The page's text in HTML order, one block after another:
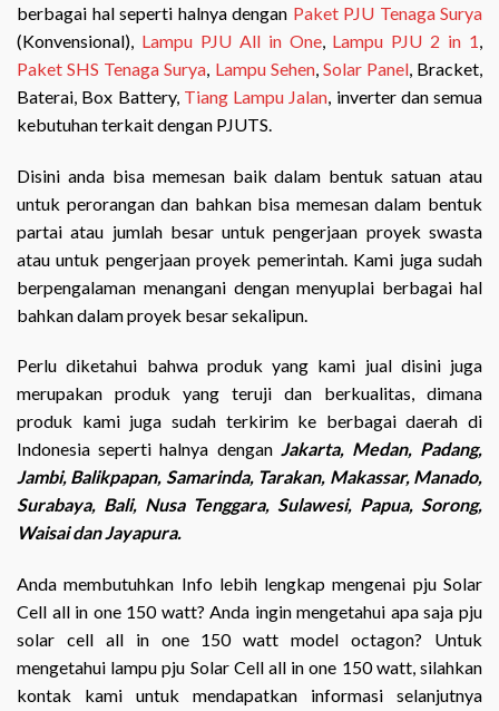
berbagai hal seperti halnya dengan Paket PJU Tenaga Surya
(Konvensional), Lampu PJU All in One, Lampu PJU 2 in 1,
Paket SHS Tenaga Surya, Lampu Sehen, Solar Panel, Bracket,
Baterai, Box Battery, Tiang Lampu Jalan, inverter dan semua
kebutuhan terkait dengan PJUTS.
Disini anda bisa memesan baik dalam bentuk satuan atau
untuk perorangan dan bahkan bisa memesan dalam bentuk
partai atau jumlah besar untuk pengerjaan proyek swasta
atau untuk pengerjaan proyek pemerintah. Kami juga sudah
berpengalaman menangani dengan menyuplai berbagai hal
bahkan dalam proyek besar sekalipun.
Perlu diketahui bahwa produk yang kami jual disini juga
merupakan produk yang teruji dan berkualitas, dimana
produk kami juga sudah terkirim ke berbagai daerah di
Indonesia seperti halnya dengan Jakarta, Medan, Padang,
Jambi, Balikpapan, Samarinda, Tarakan, Makassar, Manado,
Surabaya, Bali, Nusa Tenggara, Sulawesi, Papua, Sorong,
Waisai dan Jayapura.
Anda membutuhkan Info lebih lengkap mengenai pju Solar
Cell all in one 150 watt? Anda ingin mengetahui apa saja pju
solar cell all in one 150 watt model octagon? Untuk
mengetahui lampu pju Solar Cell all in one 150 watt, silahkan
kontak kami untuk mendapatkan informasi selanjutnya